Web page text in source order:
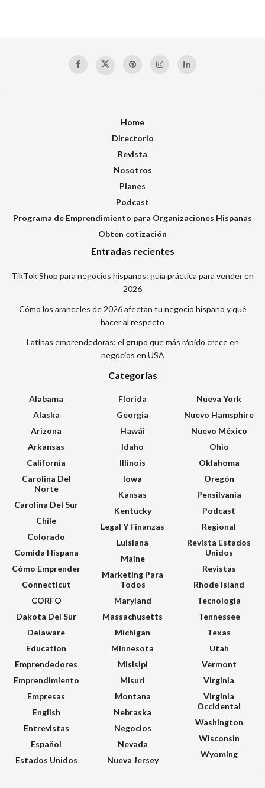
Home
Directorio
Revista
Nosotros
Planes
Podcast
Programa de Emprendimiento para Organizaciones Hispanas
Obten cotización
Entradas recientes
TikTok Shop para negocios hispanos: guía práctica para vender en
2026
Cómo los aranceles de 2026 afectan tu negocio hispano y qué
hacer al respecto
Latinas emprendedoras: el grupo que más rápido crece en
negocios en USA
Categorías
Alabama
Alaska
Arizona
Arkansas
California
Carolina Del
Norte
Carolina Del Sur
Chile
Colorado
Comida Hispana
Cómo Emprender
Connecticut
CORFO
Dakota Del Sur
Delaware
Education
Emprendedores
Emprendimiento
Empresas
English
Entrevistas
Español
Estados Unidos
Florida
Georgia
Hawái
Idaho
Illinois
Iowa
Kansas
Kentucky
Legal Y Finanzas
Luisiana
Maine
Marketing Para
Todos
Maryland
Massachusetts
Míchigan
Minnesota
Misisipi
Misuri
Montana
Nebraska
Negocios
Nevada
Nueva Jersey
Nueva York
Nuevo Hamsphire
Nuevo México
Ohio
Oklahoma
Oregón
Pensilvania
Podcast
Regional
Revista Estados
Unidos
Revistas
Rhode Island
Tecnologia
Tennessee
Texas
Utah
Vermont
Virginia
Virginia
Occidental
Washington
Wisconsin
Wyoming